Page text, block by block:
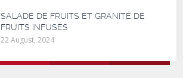
SALADE DE FRUITS ET GRANITÉ DE
FRUITS INFUSÉS
22 August, 2024